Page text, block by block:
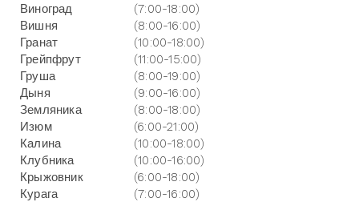
Виноград
(7:00-18:00)
Вишня
(8:00-16:00)
Гранат
(10:00-18:00)
Грейпфрут
(11:00-15:00)
Груша
(8:00-19:00)
Дыня
(9:00-16:00)
Земляника
(8:00-18:00)
Изюм
(6:00-21:00)
Калина
(10:00-18:00)
Клубника
(10:00-16:00)
Крыжовник
(6:00-18:00)
Курага
(7:00-16:00)